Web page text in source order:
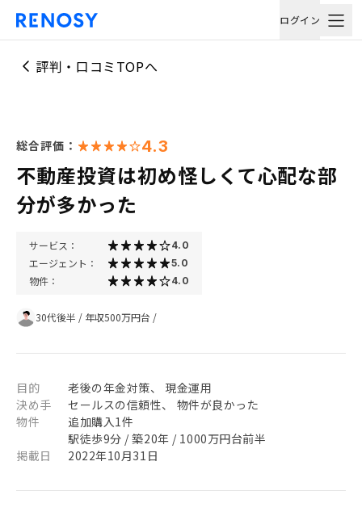
ログイン
評判・口コミTOPへ
総合評価： 4.3
不動産投資は初め怪しくて心配な部
分が多かった
サービス： 4.0
エージェント： 5.0
物件： 4.0
30代後半 / 年収500万円台 /
目的
老後の年金対策、 現金運用
決め手
セールスの信頼性、 物件が良かった
物件
追加購入1件
駅徒歩9分 / 築20年 / 1000万円台前半
掲載日
2022年10月31日